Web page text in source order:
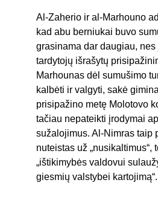
Al-Zaherio ir al-Marhouno
kad abu berniukai buvo
grasinama dar daugiau,
tardytojų išrašytų
Marhounas dėl sumušimo
kalbėti ir valgyti, sakė
prisipažino metę Molotovo
tačiau nepateikti įrodymai
sužalojimus. Al-Nimras taip
nuteistas už „nusikaltimus“,
„ištikimybės valdovui
giesmių valstybei kartojimą“.